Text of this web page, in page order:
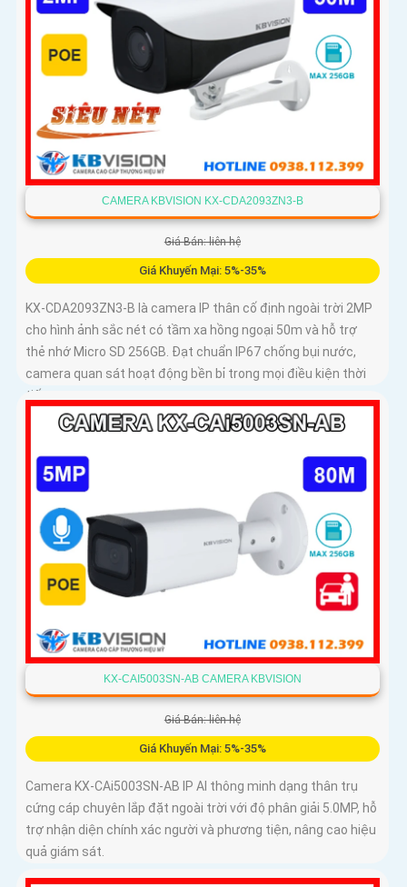
CAMERA KBVISION KX-CDA2093ZN3-B
Giá Bán: liên hệ
Giá Khuyến Mại: 5%-35%
KX-CDA2093ZN3-B là camera IP thân cố định ngoài trời 2MP
cho hình ảnh sắc nét có tầm xa hồng ngoại 50m và hỗ trợ
thẻ nhớ Micro SD 256GB. Đạt chuẩn IP67 chống bụi nước,
camera quan sát hoạt động bền bỉ trong mọi điều kiện thời
tiết
KX-CAI5003SN-AB CAMERA KBVISION
Giá Bán: liên hệ
Giá Khuyến Mại: 5%-35%
Camera KX-CAi5003SN-AB IP AI thông minh dạng thân trụ
cứng cáp chuyên lắp đặt ngoài trời với độ phân giải 5.0MP, hỗ
trợ nhận diện chính xác người và phương tiện, nâng cao hiệu
quả giám sát.